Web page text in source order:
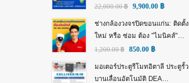
IP Tiandy 4MP (คมชัดกว่า Full
22,000.00฿ 9,900.00 ฿
ช่างกล้องวงจรปิดขอนแก่น: ติดตั้ง
ใหม่ หรือ ซ่อม ต้อง "ไมนิคส์"
(MINICS)
1,200.00฿ 850.00 ฿
มอเตอร์ประตูรีโมทอิตาลี ประตูรั้ว
บานเลื่อนอัตโนมัติ DEA